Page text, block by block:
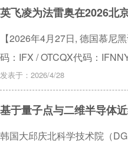
英飞凌为法雷奥在2026北
【2026年4月27日, 德国慕尼
码：IFX / OTCQX代码：
短距离地面投影模块。
发表于：2026/4/28
基于量子点与二维半导体
韩国大邱庆北科学技术院（